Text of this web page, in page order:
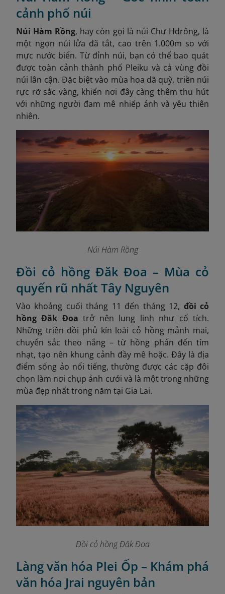
cảnh phố núi
Núi Hàm Rồng, hay còn gọi là núi Chư Hdrông, là
một ngọn núi lửa đã tắt, cao trên 1.000m so với
mực nước biển. Từ đỉnh núi, bạn có thể bao quát
được toàn cảnh thành phố Pleiku và cả vùng đồi
núi lân cận. Đặc biệt vào mùa hoa dã quỳ, triền núi
rực rỡ sắc vàng, khiến nơi đây càng thêm thu hút
với những người đam mê nhiếp ảnh và yêu thiên
nhiên.
Núi Hàm Rồng
Đồi cỏ hồng Đăk Đoa – Mùa cỏ
quyến rũ nhất Tây Nguyên
Vào khoảng cuối tháng 11 đến tháng 12, đồi cỏ
hồng Đăk Đoa trở nên lung linh như cổ tích.
Những triền đồi phủ kín loài cỏ hồng mảnh mai,
chuyển sắc theo nắng – từ hồng phấn đến tím
nhạt, tạo nên khung cảnh đầy mê hoặc. Đây là địa
điểm sống ảo nổi tiếng, thường được các cặp đôi
chọn làm nơi chụp ảnh cưới và là một trong những
mùa đẹp nhất trong năm tại Gia Lai.
Đồi cỏ hồng Đăk Đoa
Làng văn hóa Plei Ốp – Khám phá
văn hóa Jrai nguyên bản